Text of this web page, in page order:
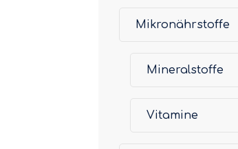
Mikronährstoffe
Mineralstoffe
Vitamine